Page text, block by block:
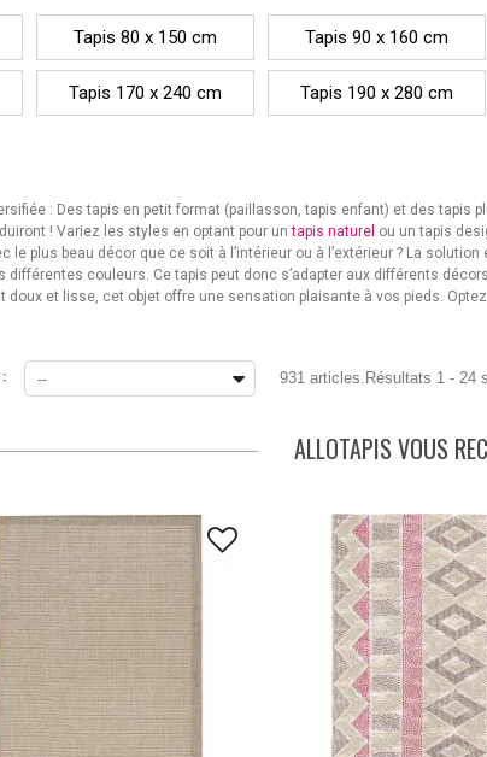
Tapis 80 x 150 cm Tapis 90 x 160 cm
Tapis 170 x 240 cm Tapis 190 x 280 cm
: Des tapis en petit format (paillasson, tapis enfant) et des tapis
! Variez les styles en optant pour untapis naturel ou un tapis
le plus beau décor que ce soit à l’intérieur ou à l’extérieur ? La
différentes couleurs. Ce tapis peut donc s’adapter aux différents
doux et lisse, cet objet offre une sensation plaisante à vos pieds.
-- 931 articles. Résultats 1 - 24
ALLOTAPIS VOUS